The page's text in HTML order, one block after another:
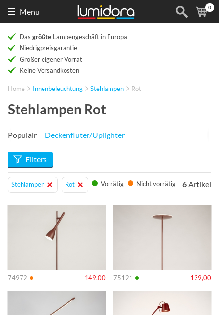
Menu (
0
Das größte Lampengeschäft in Europa
Niedrigpreisgarantie
Großer eigener Vorrat
Keine Versandkosten
Home Innenbeleuchtung Stehlampen Rot
Stehlampen Rot
Populair Deckenfluter/Uplighter
Filters
Stehlampen Rot Vorrätig Nicht vorrätig 6Artikel
74972 • 149,00
Info
75121 • 139,00
Info
Info Info